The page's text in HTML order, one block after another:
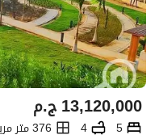
ج.م13,120,000
5
4
376 متر مربع